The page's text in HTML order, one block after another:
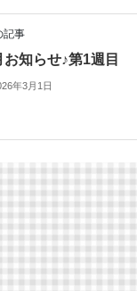
記事
お知らせ♪第1週目
年3月1日